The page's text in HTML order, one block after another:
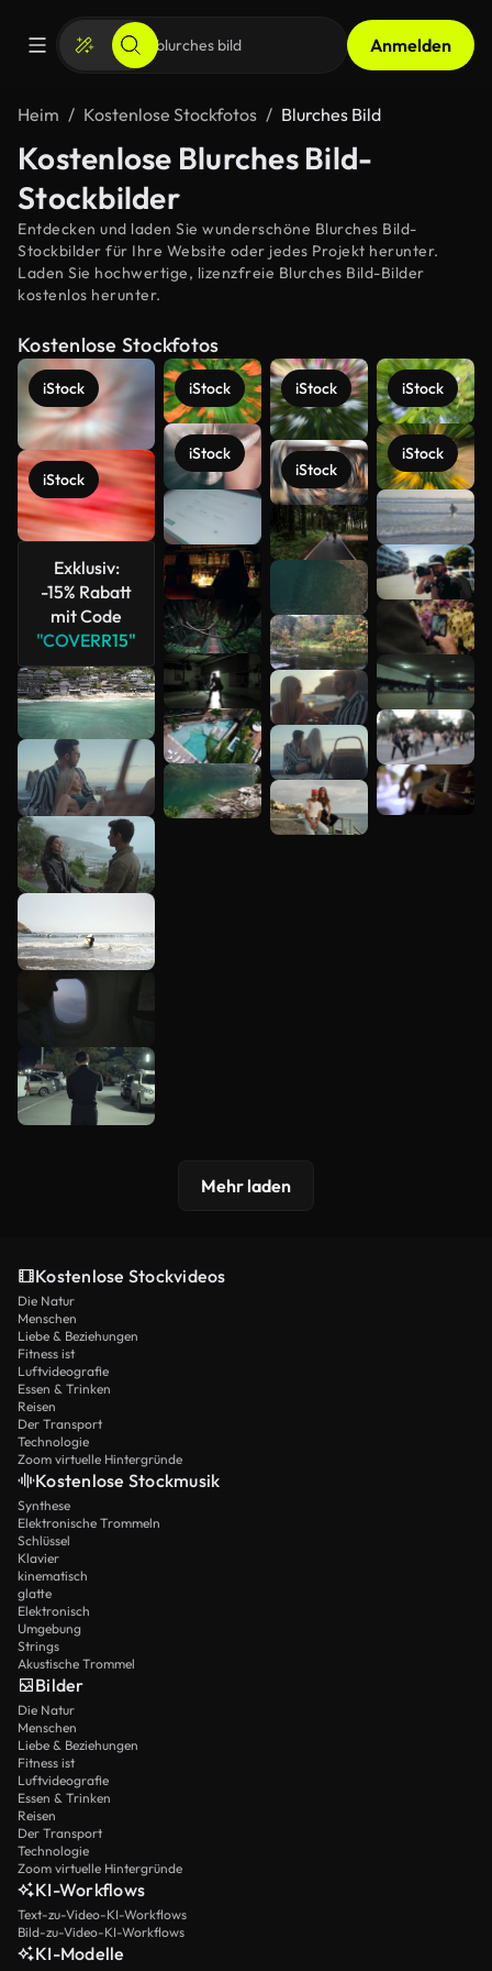
Anmelden
Heim Kostenlose Stockfotos Blurches Bild
Kostenlose Blurches Bild-
Stockbilder
Entdecken und laden Sie wunderschöne Blurches Bild-
Stockbilder für Ihre Website oder jedes Projekt herunter.
Laden Sie hochwertige, lizenzfreie Blurches Bild-Bilder
kostenlos herunter.
Kostenlose Stockfotos
iStock
iStock
Exklusiv:
-15% Rabatt
mit Code
"COVERR15"
iStock
iStock
iStock
iStock
iStock
iStock
Mehr
anzeigen
Mehr laden
Kostenlose Stockvideos
Die Natur
Menschen
Liebe & Beziehungen
Fitness ist
Luftvideografie
Essen & Trinken
Reisen
Der Transport
Technologie
Zoom virtuelle Hintergründe
Kostenlose Stockmusik
Synthese
Elektronische Trommeln
Schlüssel
Klavier
kinematisch
glatte
Elektronisch
Umgebung
Strings
Akustische Trommel
Bilder
Die Natur
Menschen
Liebe & Beziehungen
Fitness ist
Luftvideografie
Essen & Trinken
Reisen
Der Transport
Technologie
Zoom virtuelle Hintergründe
KI-Workflows
Text-zu-Video-KI-Workflows
Bild-zu-Video-KI-Workflows
KI-Modelle